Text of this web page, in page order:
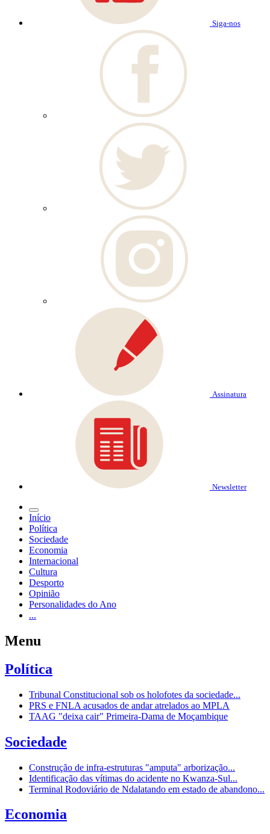
Siga-nos
Assinatura
Newsletter
Início
Política
Sociedade
Economia
Internacional
Cultura
Desporto
Opinião
Personalidades do Ano
...
Menu
Política
Tribunal Constitucional sob os holofotes da sociedade...
PRS e FNLA acusados de andar atrelados ao MPLA
TAAG "deixa cair" Primeira-Dama de Moçambique
Sociedade
Construção de infra-estruturas "amputa" arborização...
Identificação das vítimas do acidente no Kwanza-Sul...
Terminal Rodoviário de Ndalatando em estado de abandono...
Economia